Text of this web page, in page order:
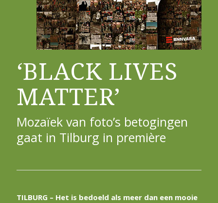
‘BLACK LIVES
MATTER’
Mozaïek van foto’s betogingen
gaat in Tilburg in première
TILBURG – Het is bedoeld als meer dan een mooie